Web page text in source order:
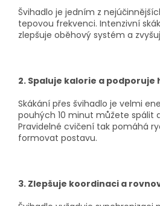
Švihadlo je jedním z
tepovou frekvenci. Intenzivní
zlepšuje oběhový systém a
2. Spaluje kalorie a podporuje
Skákání přes švihadlo je velmi
pouhých 10 minut můžete spálit
Pravidelné cvičení tak pomáhá
formovat postavu.
3. Zlepšuje koordinaci a